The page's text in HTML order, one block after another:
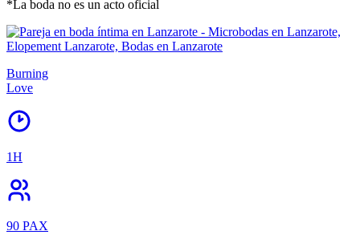
*La boda no es un acto oficial
Burning
Love
1H
90 PAX